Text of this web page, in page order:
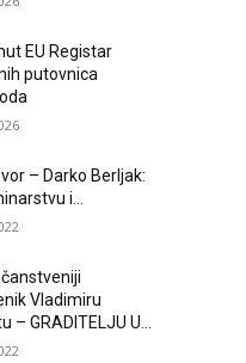
EU Registar
putovnica
– Darko Berljak:
i...
Vladimiru
– GRADITELJU U...